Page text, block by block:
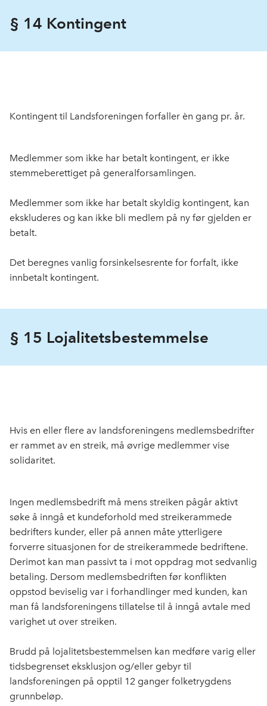
§ 14 Kontingent
Kontingent til Landsforeningen forfaller èn gang pr. år.
Medlemmer som ikke har betalt kontingent, er ikke
stemmeberettiget på generalforsamlingen.
Medlemmer som ikke har betalt skyldig kontingent, kan
ekskluderes og kan ikke bli medlem på ny før gjelden er
betalt.
Det beregnes vanlig forsinkelsesrente for forfalt, ikke
innbetalt kontingent.
§ 15 Lojalitetsbestemmelse
Hvis en eller flere av landsforeningens medlemsbedrifter
er rammet av en streik, må øvrige medlemmer vise
solidaritet.
Ingen medlemsbedrift må mens streiken pågår aktivt
søke å inngå et kundeforhold med streikerammede
bedrifters kunder, eller på annen måte ytterligere
forverre situasjonen for de streikerammede bedriftene.
Derimot kan man passivt ta i mot oppdrag mot sedvanlig
betaling. Dersom medlemsbedriften før konflikten
oppstod beviselig var i forhandlinger med kunden, kan
man få landsforeningens tillatelse til å inngå avtale med
varighet ut over streiken.
Brudd på lojalitetsbestemmelsen kan medføre varig eller
tidsbegrenset eksklusjon og/eller gebyr til
landsforeningen på opptil 12 ganger folketrygdens
grunnbeløp.